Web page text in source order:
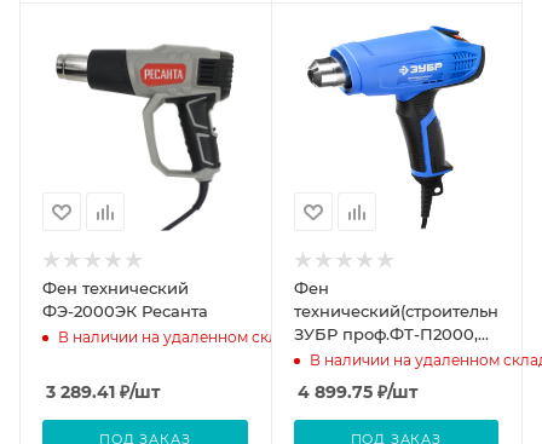
Фен технический
ФЭ-2000ЭК Ресанта
В наличии на удаленном складе
3 289.41 ₽/шт
ПОД ЗАКАЗ
Фен
технический(строительный)
ЗУБР проф.ФТ-П2000,
М2Д кер. из ЖК-дисп
память тем-ры 2 реж 80-
600гр
В наличии на удаленном
4 899.75₽/шт
ПОД ЗАКАЗ